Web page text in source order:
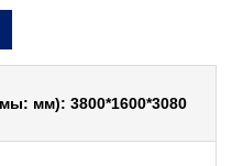
мм): 3800*1600*3080